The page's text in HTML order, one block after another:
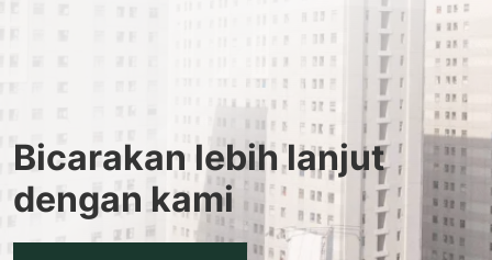
Bicarakan lebih lanjut
dengan kami